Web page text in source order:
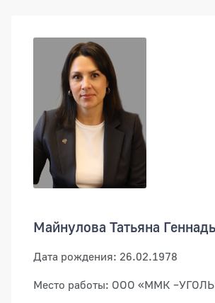
Майнулова Татьяна
Дата рождения: 26.02.1978
Место работы: ООО «ММК